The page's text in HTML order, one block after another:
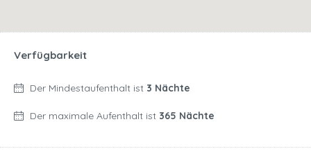
Verfügbarkeit
Der Mindestaufenthalt ist 3 Nächte
Der maximale Aufenthalt ist 365 Nächte